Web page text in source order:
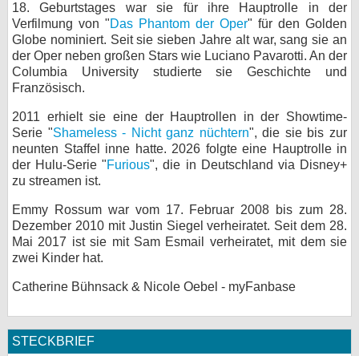
18. Geburtstages war sie für ihre Hauptrolle in der
Verfilmung von "Das Phantom der Oper" für den Golden
Globe nominiert. Seit sie sieben Jahre alt war, sang sie an
der Oper neben großen Stars wie Luciano Pavarotti. An der
Columbia University studierte sie Geschichte und
Französisch.
2011 erhielt sie eine der Hauptrollen in der Showtime-
Serie "Shameless - Nicht ganz nüchtern", die sie bis zur
neunten Staffel inne hatte. 2026 folgte eine Hauptrolle in
der Hulu-Serie "Furious", die in Deutschland via Disney+
zu streamen ist.
Emmy Rossum war vom 17. Februar 2008 bis zum 28.
Dezember 2010 mit Justin Siegel verheiratet. Seit dem 28.
Mai 2017 ist sie mit Sam Esmail verheiratet, mit dem sie
zwei Kinder hat.
Catherine Bühnsack & Nicole Oebel - myFanbase
STECKBRIEF
Forum
bei X
Kontakt
Nutzungsbedingungen
Datenschutz
Cookie-Einstellungen